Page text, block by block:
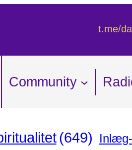
t.me/
Community
(649)